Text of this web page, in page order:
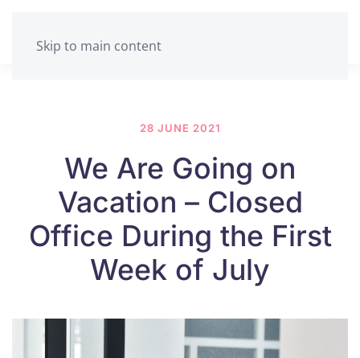
Skip to main content
28 JUNE 2021
We Are Going on
Vacation – Closed
Office During the First
Week of July